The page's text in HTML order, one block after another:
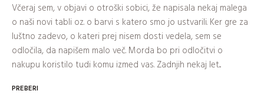
Včeraj sem, v objavi o otroški sobici, že napisala nekaj malega
o naši novi tabli oz. o barvi s katero smo jo ustvarili. Ker gre za
luštno zadevo, o kateri prej nisem dosti vedela, sem se
odločila, da napišem malo več. Morda bo pri odločitvi o
nakupu koristilo tudi komu izmed vas. Zadnjih nekaj let...
PREBERI